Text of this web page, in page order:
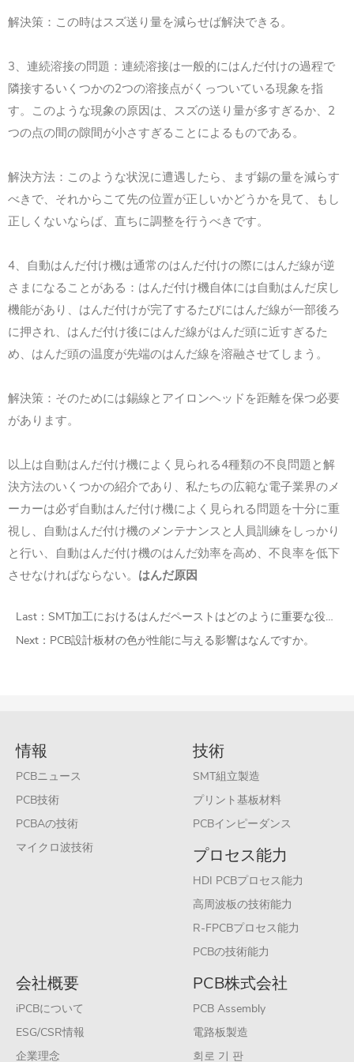
解決策：この時はスズ送り量を減らせば解決できる。
3 、連続溶接の問題：連続溶接は一般的にはんだ付けの過程で
隣接するいくつかの2つの溶接点がくっついている現象を指
す。このような現象の原因は、スズの送り量が多すぎるか、 2
つの点の間の隙間が小さすぎることによるものである。
解決方法：このような状況に遭遇したら、まず錫の量を減らす
べきで、それからこて先の位置が正しいかどうかを見て、もし
正しくないならば、直ちに調整を行うべきです。
4 、自動はんだ付け機は通常のはんだ付けの際にはんだ線が逆
さまになることがある：はんだ付け機自体には自動はんだ戻し
機能があり、はんだ付けが完了するたびにはんだ線が一部後ろ
に押され、はんだ付け後にはんだ線がはんだ頭に近すぎるた
め、はんだ頭の温度が先端のはんだ線を溶融させてしまう。
解決策：そのためには錫線とアイロンヘッドを距離を保つ必要
があります。
以上は自動はんだ付け機によく見られる4種類の不良問題と解
決方法のいくつかの紹介であり、私たちの広範な電子業界のメ
ーカーは必ず自動はんだ付け機によく見られる問題を十分に重
視し、自動はんだ付け機のメンテナンスと人員訓練をしっかり
と行い、自動はんだ付け機のはんだ効率を高め、不良率を低下
させなければならない。 はんだ原因
Last： SMT加工におけるはんだペーストはどのように重要な役割を果たしますか。
Next： PCB設計板材の色が性能に与える影響はなんですか。
情報
PCBニュース
PCB技術
PCBAの技術
マイクロ波技術
技術
SMT組立製造
プリント基板材料
PCBインピーダンス
プロセス能力
HDI PCBプロセス能力
高周波板の技術能力
R-FPCBプロセス能力
PCBの技術能力
会社概要
iPCBについて
ESG/CSR情報
企業理念
PCB株式会社
PCB Assembly
電路板製造
회로 기 판